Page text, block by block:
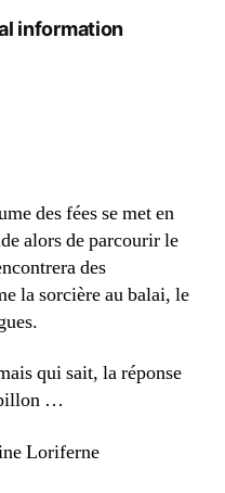
information
des fées se met en
alors de parcourir le
des
la sorcière au balai, le
qui sait, la réponse
…
Loriferne